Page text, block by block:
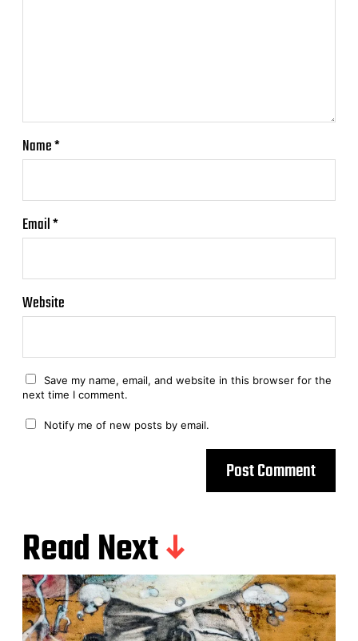
Name*
Email*
Website
Save my name, email, and website in this browser for the
next time I comment.
Notify me of new posts by email.
Read Next